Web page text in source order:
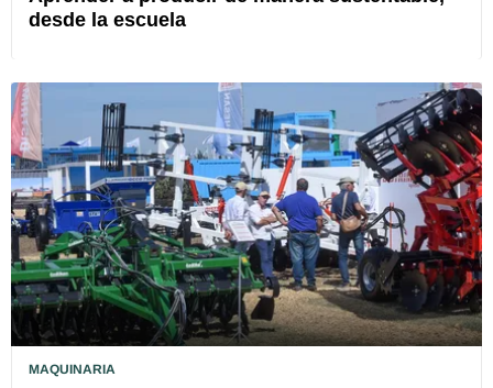
desde la escuela
MAQUINARIA